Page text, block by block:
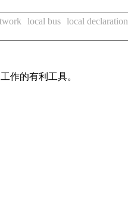
local bus local declaration
作的有利工具。